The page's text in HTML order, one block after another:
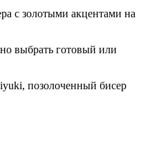
с золотыми акцентами на
выбрать готовый или
позолоченный бисер